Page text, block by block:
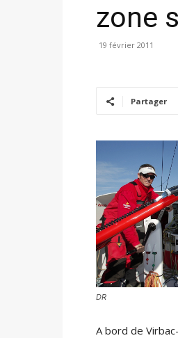
zone
19 février 2011
Partager
DR
A bord de